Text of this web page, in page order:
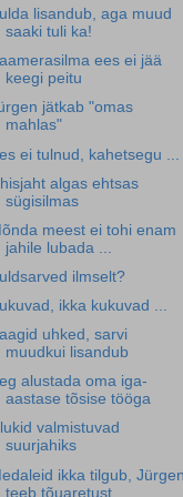
lisandub, aga muud
saaki tuli ka!
ees ei jää
keegi peitu
jätkab "omas
mahlas"
ei tulnud, kahetsegu ...
algas ehtsas
sügisilmas
meest ei tohi enam
jahile lubada ...
ilmselt?
ikka kukuvad ...
uhked, sarvi
muudkui lisandub
alustada oma iga-
aastase tõsise tööga
valmistuvad
suurjahiks
ikka tilgub, Jürgen
teeb tõuaretust